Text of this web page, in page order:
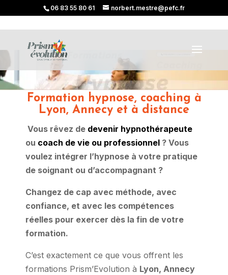
06 83 55 80 61 norbert.mestre@pefc.fr
Formation hypnose, coaching à
Lyon, Annecy et à distance
Vous rêvez de devenir hypnothérapeute
ou coach de vie ou professionnel ? Vous
voulez intégrer l’hypnose à votre pratique
de soignant ou d’accompagnant ?
Changez de cap avec méthode, avec
confiance, et avec les compétences
réelles pour exercer dès la fin de votre
formation.
C’est exactement ce que vous offrent les
formations Prism’Evolution à Lyon, Annecy